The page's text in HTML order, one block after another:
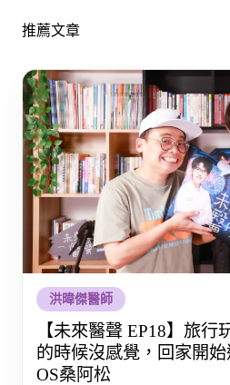
推薦文章
洪暐傑醫師
【未來醫聲 EP18】旅行
的時候沒感覺，回家開始
OS桑阿松